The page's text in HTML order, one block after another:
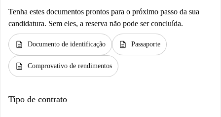
Tenha estes documentos prontos para o próximo passo da sua
candidatura. Sem eles, a reserva não pode ser concluída.
description Documento de identificação description Passaporte
description Comprovativo de rendimentos
Tipo de contrato